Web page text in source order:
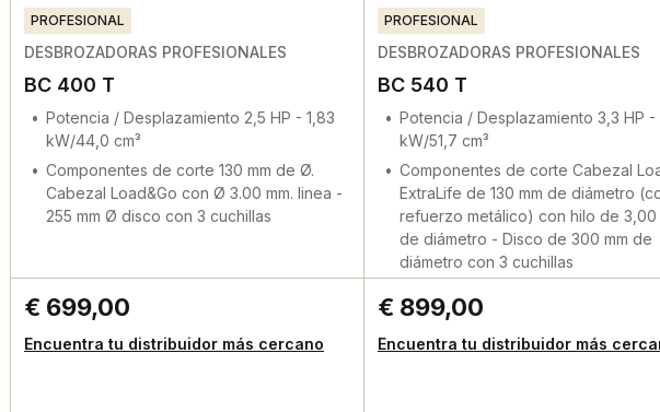
PROFESIONAL
DESBROZADORAS PROFESIONALES
BC 400 T
Potencia / Desplazamiento 2,5 HP - 1,83
kW/44,0 cm³
Componentes de corte 130 mm de Ø.
Cabezal Load&Go con Ø 3.00 mm. linea -
255 mm Ø disco con 3 cuchillas
€ 699,00
Encuentra tu distribuidor más cercano
PROFESIONAL
DESBROZADORAS PROFESIONALES
BC 540 T
Potencia / Desplazamiento 3,3 HP -
kW/51,7 cm³
Componentes de corte Cabezal
ExtraLife de 130 mm de diámetro
refuerzo metálico) con hilo de 3,00
de diámetro - Disco de 300 mm de
diámetro con 3 cuchillas
€ 899,00
Encuentra tu distribuidor más